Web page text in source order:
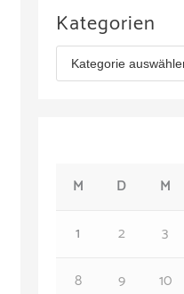
hKategorien
M
D M
1
2 3
8
9 10